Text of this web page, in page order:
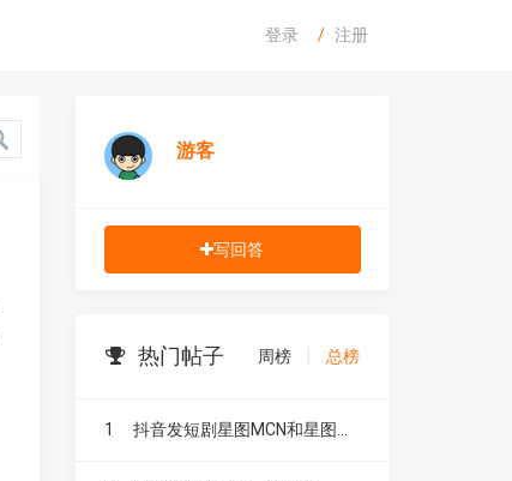
登录 注册
游客
写回答
热门帖子 周榜 总榜
1